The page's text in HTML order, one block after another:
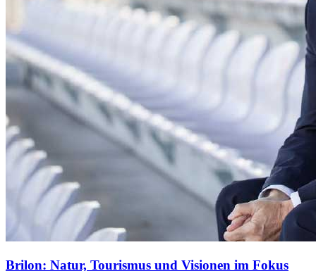
Brilon: Natur, Tourismus und Visionen im Fokus